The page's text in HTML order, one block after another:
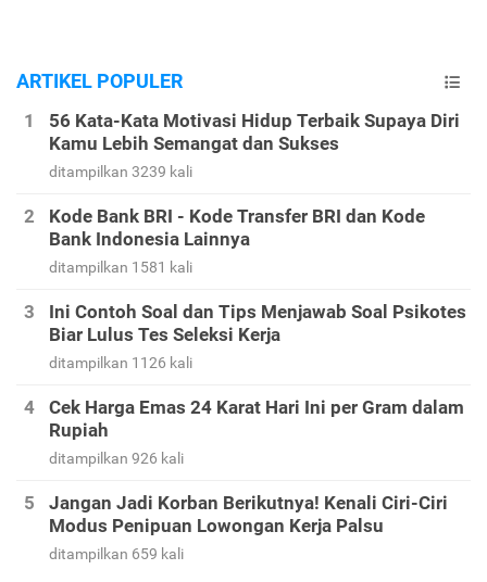
ARTIKEL POPULER
56 Kata-Kata Motivasi Hidup Terbaik Supaya Diri
Kamu Lebih Semangat dan Sukses
ditampilkan 3239 kali
Kode Bank BRI - Kode Transfer BRI dan Kode
Bank Indonesia Lainnya
ditampilkan 1581 kali
Ini Contoh Soal dan Tips Menjawab Soal Psikotes
Biar Lulus Tes Seleksi Kerja
ditampilkan 1126 kali
Cek Harga Emas 24 Karat Hari Ini per Gram dalam
Rupiah
ditampilkan 926 kali
Jangan Jadi Korban Berikutnya! Kenali Ciri-Ciri
Modus Penipuan Lowongan Kerja Palsu
ditampilkan 659 kali